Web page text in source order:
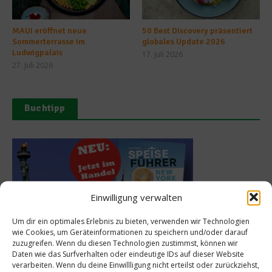
Einwilligung verwalten
Um dir ein optimales Erlebnis zu bieten, verwenden wir Technologien
wie Cookies, um Geräteinformationen zu speichern und/oder darauf
zuzugreifen. Wenn du diesen Technologien zustimmst, können wir
Daten wie das Surfverhalten oder eindeutige IDs auf dieser Website
verarbeiten. Wenn du deine Einwillligung nicht erteilst oder zurückziehst,
MAUI eröffnet neue
Sommerterrasse im
Ludwigpalais
27. Juli 2026
50 Best Discovery präsentiert
globales Update 2026
17. Juli 2026
Buchtipp
Meistgelesen